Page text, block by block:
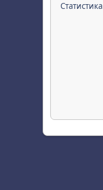
Статистика